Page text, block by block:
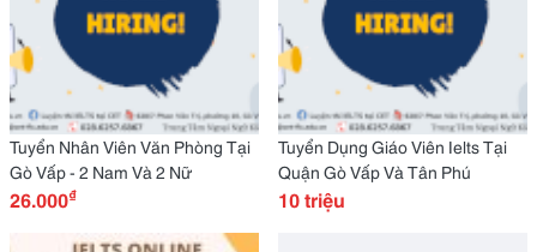
Tuyển Nhân Viên Văn Phòng Tại
Gò Vấp - 2 Nam Và 2 Nữ
26.000₫
Tuyển Dụng Giáo Viên Ielts Tại
Quận Gò Vấp Và Tân Phú
10 triệu